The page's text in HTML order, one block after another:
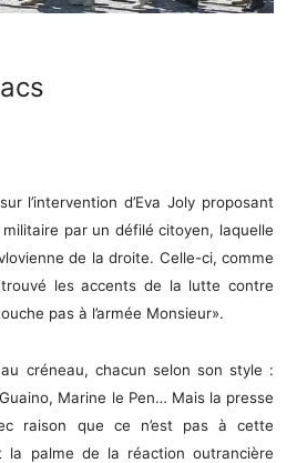
l’intervention d’Eva Joly proposant
par un défilé citoyen, laquelle
de la droite. Celle-ci, comme
les accents de la lutte contre
pas à l’armée Monsieur».
créneau, chacun selon son style :
Marine le Pen… Mais la presse
raison que ce n’est pas à cette
la palme de la réaction outrancière